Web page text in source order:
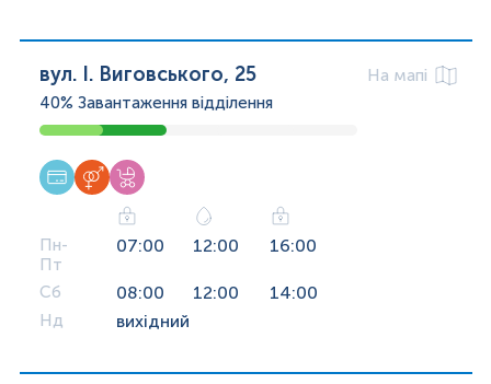
вул. І. Виговського, 25
На мапі
40% Завантаження відділення
Пн-
Пт
07:00 12:00 16:00
Сб 08:00 12:00 14:00
Нд вихідний